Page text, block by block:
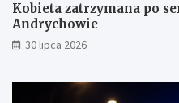
Kobieta zatrzymana po
Andrychowie
30 lipca 2026